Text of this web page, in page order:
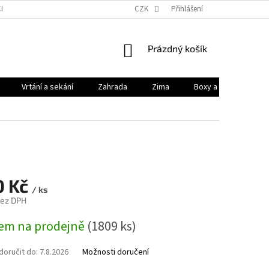
PODMÍNKY PODMÍNKY OCHRANY OSOBNÍCH ÚDAJŮ
CZK Přihlášení
NÁKUPNÍ
Prázdný košík
Vrtání a sekání Zahrada Zima Boxy a brašny
Kč / ks
DPH
na prodejně (1809 ks)
do: 7.8.2026 Možnosti doručení